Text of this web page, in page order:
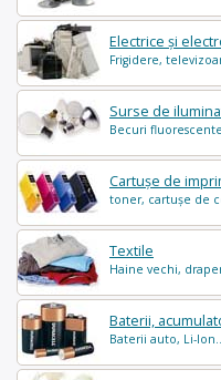
Electrice și
Frigidere,
Surse de
Becuri
Cartușe de
toner, cartușe de
Textile
Haine vechi,
Baterii,
Baterii auto, Li-